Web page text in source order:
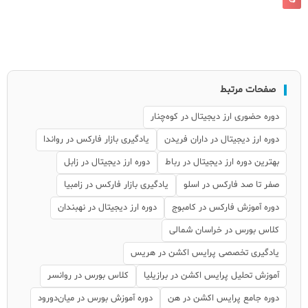
صفحات مرتبط
دوره حضوری ارز دیجیتال در کوه‌چنار
دوره ارز دیجیتال در داران فریدن
یادگیری بازار فارکس در رواندا
بهترین دوره ارز دیجیتال در رباط
دوره ارز دیجیتال در زابل
صفر تا صد فارکس در اسلو
یادگیری بازار فارکس در زامبیا
دوره آموزش فارکس در کامبوج
دوره ارز دیجیتال در نهبندان
کلاس بورس در خراسان شمالی
یادگیری تخصصی پرایس اکشن در هریس
آموزش تحلیل پرایس اکشن در برازیلیا
کلاس بورس در روانسر
دوره جامع پرایس اکشن در هن
دوره آموزش بورس در میان‌دورود